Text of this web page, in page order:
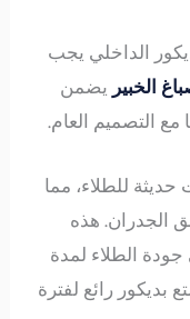
الداخلي يجب
الخبير يضمن
مع التصميم العام.
للطلاء، مما
الجدران. هذه
الطلاء لمدة
بديكور رائع لفترة